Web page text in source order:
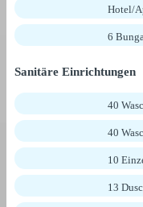
Hotel/
6
Sanitäre Einrichtungen
40
40
10
13